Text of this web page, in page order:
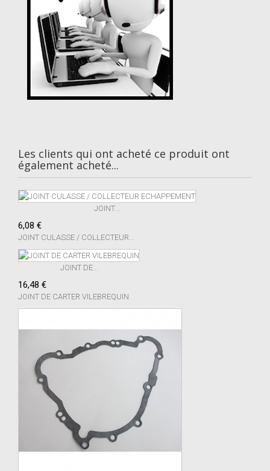
Les clients qui ont acheté ce produit ont
également acheté...
JOINT...
6,08 €
JOINT CULASSE / COLLECTEUR...
JOINT DE...
16,48 €
JOINT DE CARTER VILEBREQUIN